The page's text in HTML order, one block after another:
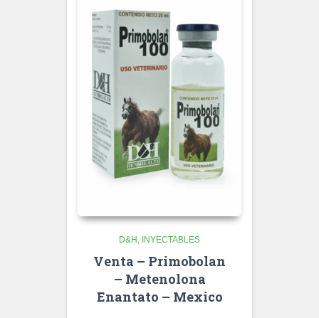
D&H INYECTABLES
Venta – Primobolan
– Metenolona
Enantato – Mexico